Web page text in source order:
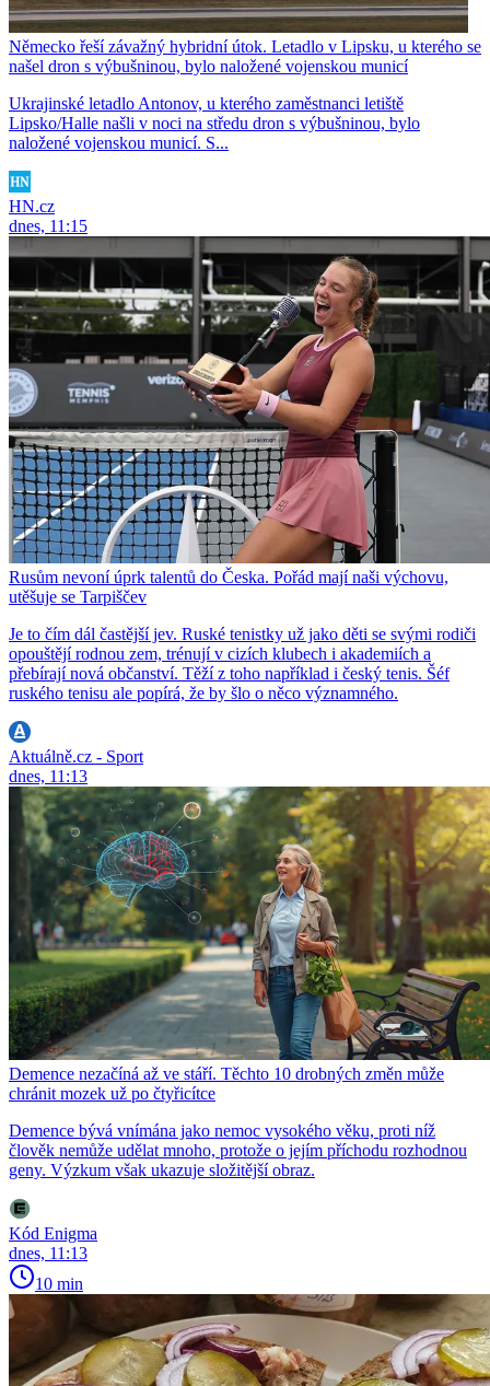
Německo řeší závažný hybridní útok. Letadlo v Lipsku, u kterého se
našel dron s výbušninou, bylo naložené vojenskou municí
Ukrajinské letadlo Antonov, u kterého zaměstnanci letiště
Lipsko/Halle našli v noci na středu dron s výbušninou, bylo
naložené vojenskou municí. S...
HN.cz
dnes, 11:15
Rusům nevoní úprk talentů do Česka. Pořád mají naši výchovu,
utěšuje se Tarpiščev
Je to čím dál častější jev. Ruské tenistky už jako děti se svými rodiči
opouštějí rodnou zem, trénují v cizích klubech i akademiích a
přebírají nová občanství. Těží z toho například i český tenis. Šéf
ruského tenisu ale popírá, že by šlo o něco významného.
Aktuálně.cz - Sport
dnes, 11:13
Demence nezačíná až ve stáří. Těchto 10 drobných změn může
chránit mozek už po čtyřicítce
Demence bývá vnímána jako nemoc vysokého věku, proti níž
člověk nemůže udělat mnoho, protože o jejím příchodu rozhodnou
geny. Výzkum však ukazuje složitější obraz.
Kód Enigma
dnes, 11:13
10 min